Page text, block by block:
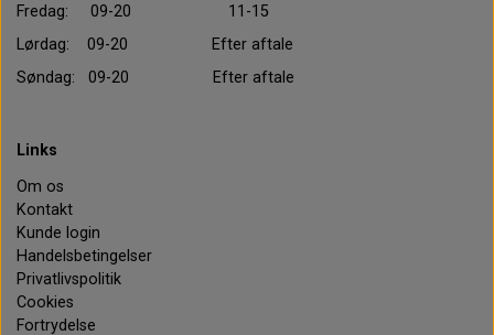
Fredag: 09-20 11-15
Lørdag: 09-20 Efter aftale
Søndag: 09-20 Efter aftale
Links
Om os
Kontakt
Kunde login
Handelsbetingelser
Privatlivspolitik
Cookies
Fortrydelse